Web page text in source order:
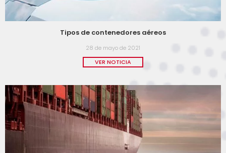
Tipos de contenedores aéreos
28 de mayo de 2021
VER NOTICIA